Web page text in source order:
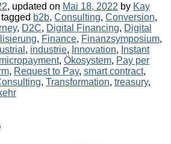
, updated on Mai 18, 2022 by Kay
tagged Tags
b2b, Consulting, Conversion,
, D2C, Digital Financing, Digital
, Finance, Finanzsymposium,
, industrie, Innovation, Instant
micropayment, Ökosystem, Pay per
, Request to Pay, smart contract,
, Transformation, treasury,